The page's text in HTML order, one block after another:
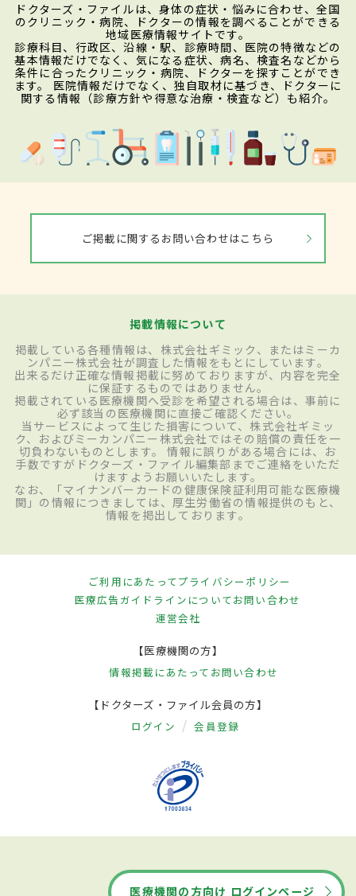
ドクターズ・ファイルは、身体の症状・悩みに合わせ、全国
のクリニック・病院、ドクターの情報を調べることができる
地域医療情報サイトです。
診療科目、行政区、沿線・駅、診療時間、医院の特徴などの
基本情報だけでなく、気になる症状、病名、検査名などから
条件に合ったクリニック・病院、ドクターを探すことができ
ます。 医院情報だけでなく、独自取材に基づき、ドクターに
関する情報（診療方針や得意な治療・検査など）も紹介。
ご掲載に関するお問い合わせはこちら
掲載情報について
掲載している各種情報は、株式会社ギミック、またはミーカ
ンパニー株式会社が調査した情報をもとにしています。
出来るだけ正確な情報掲載に努めておりますが、内容を完全
に保証するものではありません。
掲載されている医療機関へ受診を希望される場合は、事前に
必ず該当の医療機関に直接ご確認ください。
当サービスによって生じた損害について、株式会社ギミッ
ク、およびミーカンパニー株式会社ではその賠償の責任を一
切負わないものとします。 情報に誤りがある場合には、お
手数ですがドクターズ・ファイル編集部までご連絡をいただ
けますようお願いいたします。
なお、「マイナンバーカードの健康保険証利用可能な医療機
関」の情報につきましては、厚生労働省の情報提供のもと、
情報を掲出しております。
ご利用にあたってプライバシーポリシー
医療広告ガイドラインについてお問い合わせ
運営会社
【医療機関の方】
情報掲載にあたって お問い合わせ
【ドクターズ・ファイル会員の方】
ログイン 会員登録
医療機関の方向け ログインページ